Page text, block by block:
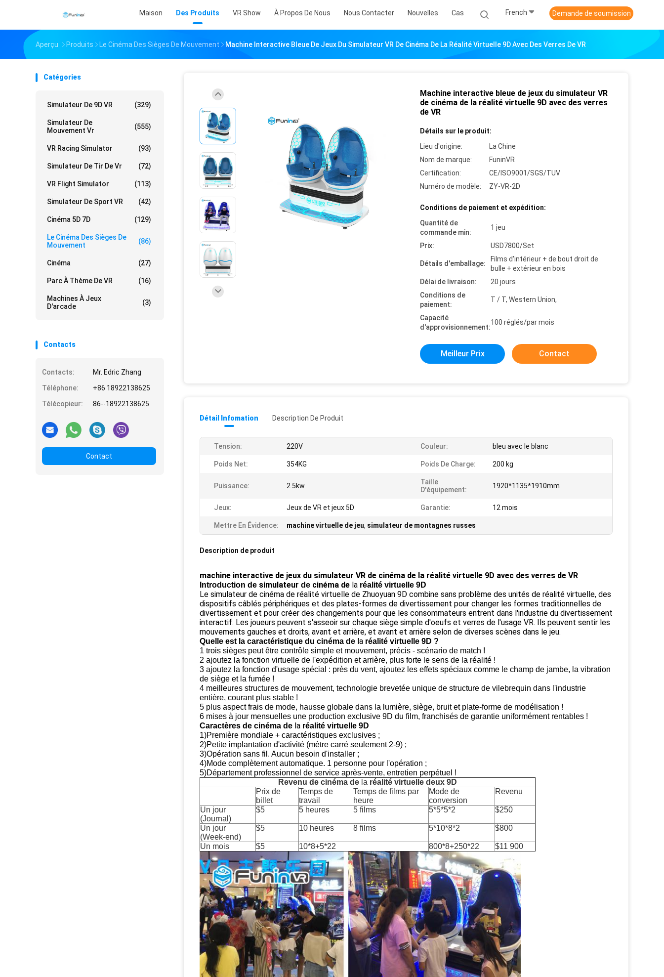
Maison Des Produits VR Show À Propos De Nous Nous Contacter Nouvelles Cas French Demande de soumission
Aperçu Produits Le Cinéma Des Sièges De Mouvement Machine Interactive Bleue De Jeux Du Simulateur VR De Cinéma De La Réalité Virtuelle 9D Avec Des Verres De VR
Catégories
Simulateur De 9D VR (329)
Simulateur De
Mouvement Vr
(555)
VR Racing Simulator (93)
Simulateur De Tir De Vr (72)
VR Flight Simulator (113)
Simulateur De Sport VR (42)
Cinéma 5D 7D (129)
Le Cinéma Des Sièges De
Mouvement
(86)
Cinéma (27)
Parc À Thème De VR (16)
Machines À Jeux
D'arcade
(3)
Contacts
Contacts:
Mr. Edric Zhang
Téléphone:
+86 18922138625
Télécopieur:
86--18922138625
Contact
Machine interactive bleue de jeux du simulateur VR
de cinéma de la réalité virtuelle 9D avec des verres
de VR
Détails sur le produit:
Lieu d'origine:
La Chine
Nom de marque:
FuninVR
Certification:
CE/ISO9001/SGS/TUV
Numéro de modèle:
ZY-VR-2D
Conditions de paiement et expédition:
Quantité de
commande min:
1 jeu
Prix: USD7800/Set
Détails d'emballage:
Films d'intérieur + de bout droit de
bulle + extérieur en bois
Délai de livraison:
20 jours
Conditions de
paiement:
T / T, Western Union,
Capacité
d'approvisionnement:
100 réglés/par mois
Meilleur Prix Contact
Détail Infomation Description De Produit
Tension: 220V Couleur: bleu avec le blanc
Poids Net: 354KG Poids De Charge: 200 kg
Puissance: 2.5kw
Taille
D'équipement:
1920*1135*1910mm
Jeux: Jeux de VR et jeux 5D Garantie: 12 mois
Mettre En Évidence: machine virtuelle de jeu, simulateur de montagnes russes
Description de produit
machine interactive de jeux du simulateur VR de cinéma de la réalité virtuelle 9D avec des verres de VR
Introduction de simulateur de cinéma de la réalité virtuelle 9D
Le simulateur de cinéma de réalité virtuelle de Zhuoyuan 9D combine sans problème des unités de réalité virtuelle, des
dispositifs câblés périphériques et des plates-formes de divertissement pour changer les formes traditionnelles de
divertissement et pour créer des changements pour que les consommateurs entrent dans l'industrie du divertissement
interactif. Les joueurs peuvent s'asseoir sur chaque siège simple d'oeufs et verres de l'usage VR. Ils peuvent sentir les
mouvements gauches et droits, avant et arrière, et avant et arrière selon de diverses scènes dans le jeu.
Quelle est la caractéristique du cinéma de la réalité virtuelle 9D ?
1 trois sièges peut être contrôle simple et mouvement, précis - scénario de match !
2 ajoutez la fonction virtuelle de l'expédition et arrière, plus forte le sens de la réalité !
3 ajoutez la fonction d'usage spécial : près du vent, ajoutez les effets spéciaux comme le champ de jambe, la vibration
de siège et la fumée !
4 meilleures structures de mouvement, technologie brevetée unique de structure de vilebrequin dans l'industrie
entière, courant plus stable !
5 plus aspect frais de mode, hausse globale dans la lumière, siège, bruit et plate-forme de modélisation !
6 mises à jour mensuelles une production exclusive 9D du film, franchisés de garantie uniformément rentables !
Caractères de cinéma de la réalité virtuelle 9D
1)Première mondiale + caractéristiques exclusives ;
2)Petite implantation d'activité (mètre carré seulement 2-9) ;
3)Opération sans fil. Aucun besoin d'installer ;
4)Mode complètement automatique. 1 personne pour l'opération ;
5)Département professionnel de service après-vente, entretien perpétuel !
Revenu de cinéma de la réalité virtuelle deux 9D
Prix de
billet
Temps de
travail
Temps de films par
heure
Mode de
conversion
Revenu
Un jour
(Journal)
$5 5 heures 5 films 5*5*5*2 $250
Un jour
(Week-end)
$5 10 heures 8 films 5*10*8*2 $800
Un mois $5 10*8+5*22 800*8+250*22 $11 900